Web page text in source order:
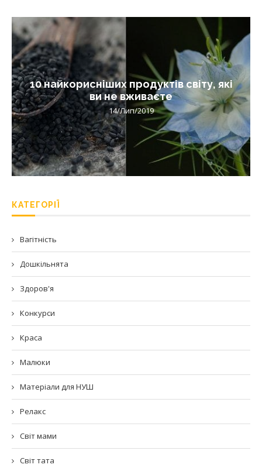
10 найкорисніших продуктів світу, які
ви не вживаєте
14/Лип/2019
КАТЕГОРІЇ
Вагітність
Дошкільнята
Здоров'я
Конкурси
Краса
Малюки
Матеріали для НУШ
Релакс
Світ мами
Світ тата